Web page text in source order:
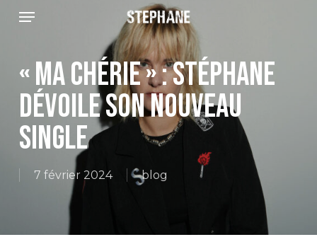
Skip
content
Menu
« MA CHÉRIE » : STÉPHANE
DÉVOILE SON NOUVEAU
SINGLE
7 février 2024 blog